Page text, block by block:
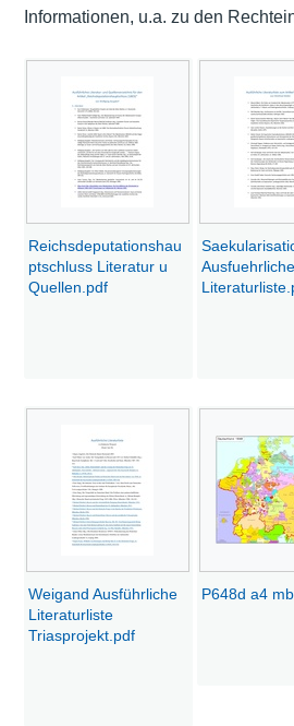
Informationen, u.a. zu den
Reichsdeputationshau
ptschluss Literatur u
Quellen.pdf
Ausfuehrliche
Weigand Ausführliche
Literaturliste
Triasprojekt.pdf
P648d a4